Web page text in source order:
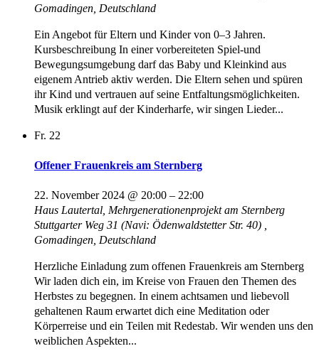
Gomadingen, Deutschland
Ein Angebot für Eltern und Kinder von 0–3 Jahren.
Kursbeschreibung In einer vorbereiteten Spiel-und
Bewegungsumgebung darf das Baby und Kleinkind aus
eigenem Antrieb aktiv werden. Die Eltern sehen und spüren
ihr Kind und vertrauen auf seine Entfaltungsmöglichkeiten.
Musik erklingt auf der Kinderharfe, wir singen Lieder...
Fr. 22
Offener Frauenkreis am Sternberg
22. November 2024 @ 20:00 – 22:00
Haus Lautertal, Mehrgenerationenprojekt am Sternberg
Stuttgarter Weg 31 (Navi: Ödenwaldstetter Str. 40) ,
Gomadingen, Deutschland
Herzliche Einladung zum offenen Frauenkreis am Sternberg
Wir laden dich ein, im Kreise von Frauen den Themen des
Herbstes zu begegnen. In einem achtsamen und liebevoll
gehaltenen Raum erwartet dich eine Meditation oder
Körperreise und ein Teilen mit Redestab. Wir wenden uns den
weiblichen Aspekten...